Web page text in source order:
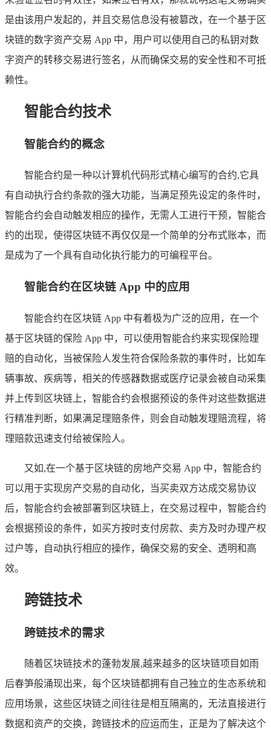
是由该用户发起的，并且交易信息没有被篡改，在一个基于区
块链的数字资产交易 App 中，用户可以使用自己的私钥对数
字资产的转移交易进行签名，从而确保交易的安全性和不可抵
赖性。
智能合约技术
智能合约的概念
智能合约是一种以计算机代码形式精心编写的合约,它具
有自动执行合约条款的强大功能，当满足预先设定的条件时，
智能合约会自动触发相应的操作，无需人工进行干预，智能合
约的出现，使得区块链不再仅仅是一个简单的分布式账本，而
是成为了一个具有自动化执行能力的可编程平台。
智能合约在区块链 App 中的应用
智能合约在区块链 App 中有着极为广泛的应用，在一个
基于区块链的保险 App 中，可以使用智能合约来实现保险理
赔的自动化，当被保险人发生符合保险条款的事件时，比如车
辆事故、疾病等，相关的传感器数据或医疗记录会被自动采集
并上传到区块链上，智能合约会根据预设的条件对这些数据进
行精准判断，如果满足理赔条件，则会自动触发理赔流程，将
理赔款迅速支付给被保险人。
又如,在一个基于区块链的房地产交易 App 中，智能合约
可以用于实现房产交易的自动化，当买卖双方达成交易协议
后，智能合约会被部署到区块链上，在交易过程中，智能合约
会根据预设的条件，如买方按时支付房款、卖方及时办理产权
过户等，自动执行相应的操作，确保交易的安全、透明和高
效。
跨链技术
跨链技术的需求
随着区块链技术的蓬勃发展,越来越多的区块链项目如雨
后春笋般涌现出来，每个区块链都拥有自己独立的生态系统和
应用场景，这些区块链之间往往是相互隔离的，无法直接进行
数据和资产的交换，跨链技术的应运而生，正是为了解决这个